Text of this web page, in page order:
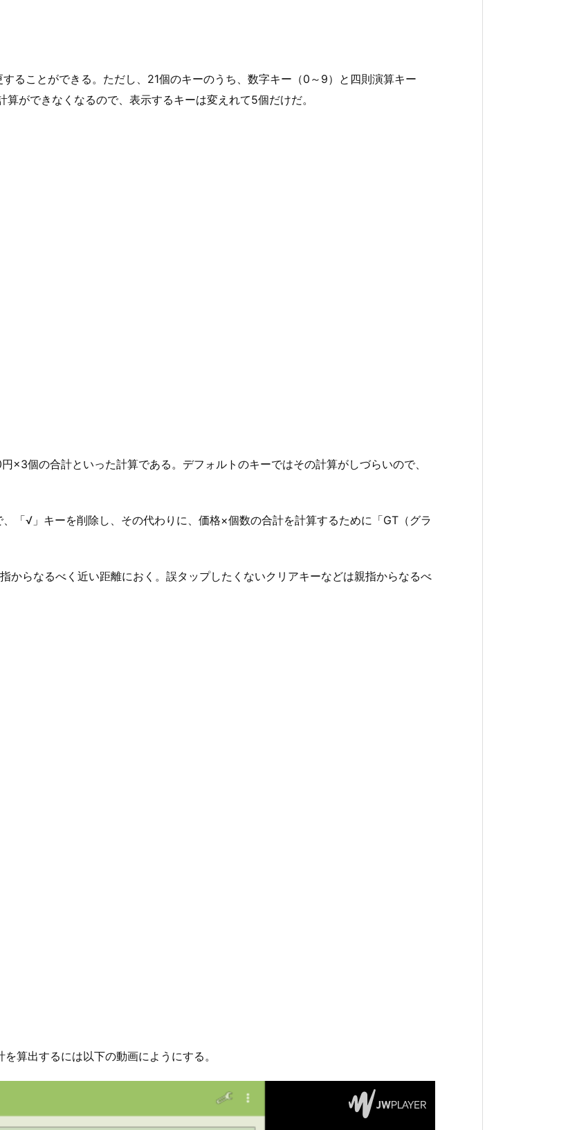
ることができる。ただし、21個のキーのうち、数字キー（0～9）と四則演算キー
ができなくなるので、表示するキーは変えれて5個だけだ。
×3個の合計といった計算である。デフォルトのキーではその計算がしづらいので、
「√」キーを削除し、その代わりに、価格×個数の合計を計算するために「GT（グラ
からなるべく近い距離におく。誤タップしたくないクリアキーなどは親指からなるべ
算出するには以下の動画にようにする。